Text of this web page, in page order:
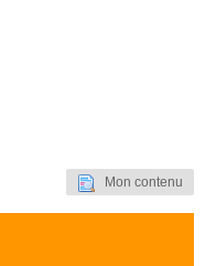
Mon contenu